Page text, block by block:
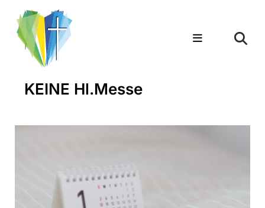
KEINE Hl.Messe